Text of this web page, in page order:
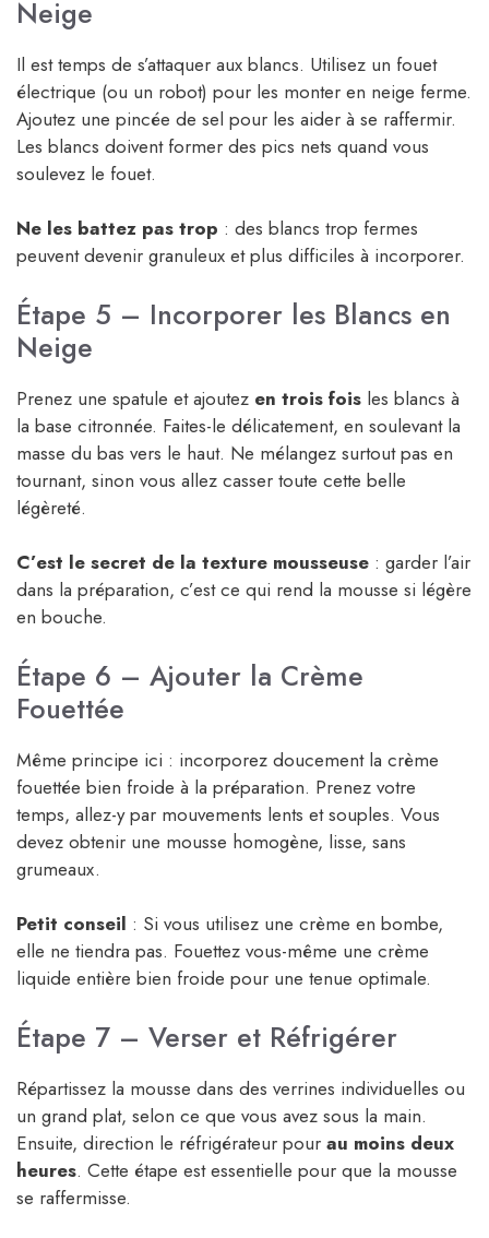
Neige
Il est temps de s’attaquer aux blancs. Utilisez un fouet
électrique (ou un robot) pour les monter en neige ferme.
Ajoutez une pincée de sel pour les aider à se raffermir.
Les blancs doivent former des pics nets quand vous
soulevez le fouet.
Ne les battez pas trop : des blancs trop fermes
peuvent devenir granuleux et plus difficiles à incorporer.
Étape 5 – Incorporer les Blancs en
Neige
Prenez une spatule et ajoutez en trois fois les blancs à
la base citronnée. Faites-le délicatement, en soulevant la
masse du bas vers le haut. Ne mélangez surtout pas en
tournant, sinon vous allez casser toute cette belle
légèreté.
C’est le secret de la texture mousseuse : garder l’air
dans la préparation, c’est ce qui rend la mousse si légère
en bouche.
Étape 6 – Ajouter la Crème
Fouettée
Même principe ici : incorporez doucement la crème
fouettée bien froide à la préparation. Prenez votre
temps, allez-y par mouvements lents et souples. Vous
devez obtenir une mousse homogène, lisse, sans
grumeaux.
Petit conseil : Si vous utilisez une crème en bombe,
elle ne tiendra pas. Fouettez vous-même une crème
liquide entière bien froide pour une tenue optimale.
Étape 7 – Verser et Réfrigérer
Répartissez la mousse dans des verrines individuelles ou
un grand plat, selon ce que vous avez sous la main.
Ensuite, direction le réfrigérateur pour au moins deux
heures. Cette étape est essentielle pour que la mousse
se raffermisse.